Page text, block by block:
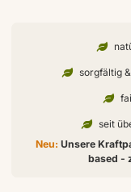
sorgfältig
seit
Neu: Unsere
based -